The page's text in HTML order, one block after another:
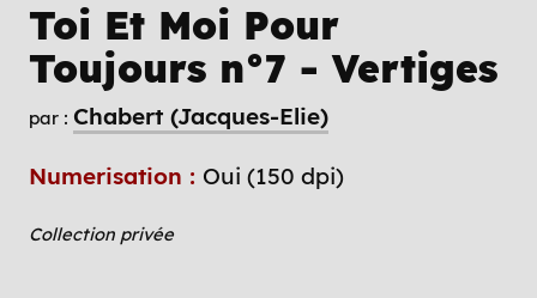
Toi Et Moi Pour
Toujours n°7 - Vertiges
par : Chabert (Jacques-Elie)
Numerisation : Oui (150 dpi)
Collection privée